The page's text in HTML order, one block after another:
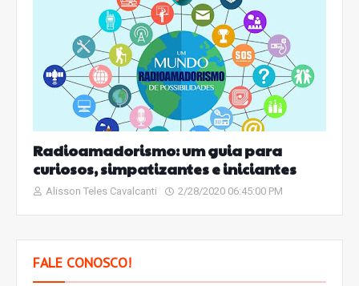
Radioamadorismo: um guia para
curiosos, simpatizantes e iniciantes
Alisson Teles Cavalcanti 2/28/2020 06:45:00 PM
FALE CONOSCO!